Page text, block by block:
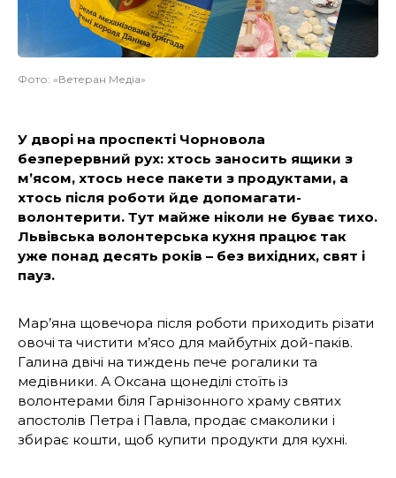
Фото: «Ветеран Медіа»
У дворі на проспекті Чорновола
безперервний рух: хтось заносить ящики з
м’ясом, хтось несе пакети з продуктами, а
хтось після роботи йде допомагати-
волонтерити. Тут майже ніколи не буває тихо.
Львівська волонтерська кухня працює так
уже понад десять років – без вихідних, свят і
пауз.
Мар’яна щовечора після роботи приходить різати
овочі та чистити м’ясо для майбутніх дой-паків.
Галина двічі на тиждень пече рогалики та
медівники. А Оксана щонеділі стоїть із
волонтерами біля Гарнізонного храму святих
апостолів Петра і Павла, продає смаколики і
збирає кошти, щоб купити продукти для кухні.